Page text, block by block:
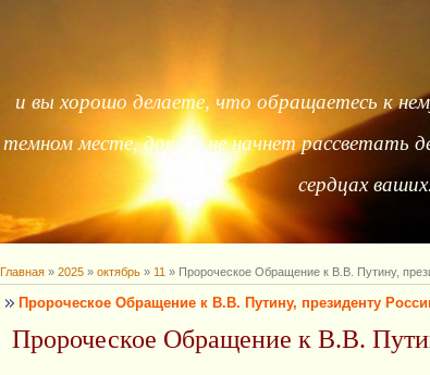
и вы хорошо делаете, что обращаетесь к
темном месте, доколе не начнет рассветать
сердцах
Главная »2025 » октябрь » 11 » Пророческое Обращение к В.В. Путину,
Пророческое Обращение к В.В. Путину, президенту
Пророческое Обращение к В.В.